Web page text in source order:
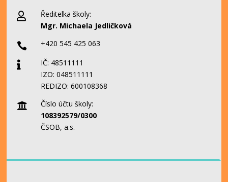

Ředitelka školy:
Mgr. Michaela Jedličková
 +420 545 425 063

IČ: 48511111
IZO: 048511111
REDIZO: 600108368

Číslo účtu školy:
108392579/0300
ČSOB, a.s.